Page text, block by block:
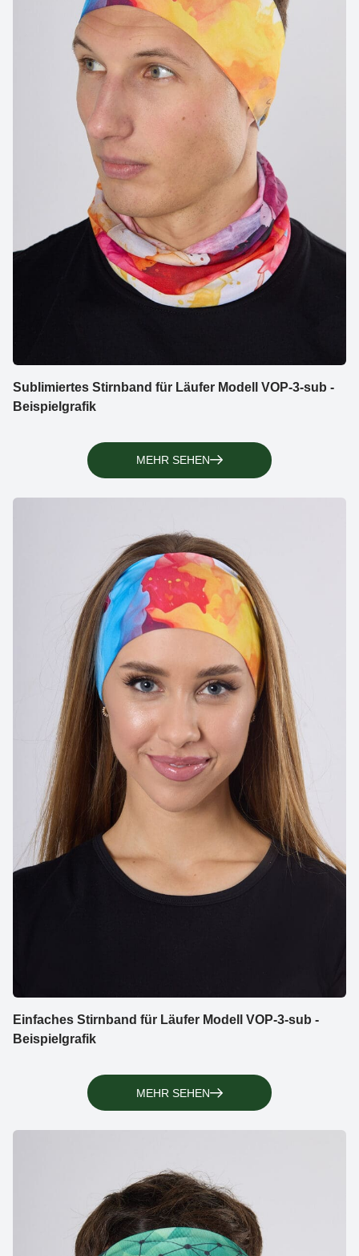
Sublimiertes Stirnband für Läufer Modell VOP-3-sub -
Beispielgrafik
MEHR SEHEN
Einfaches Stirnband für Läufer Modell VOP-3-sub -
Beispielgrafik
MEHR SEHEN